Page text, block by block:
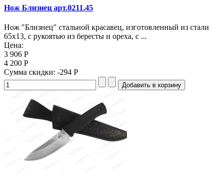
Нож Близнец арт.0211.45
Нож "Близнец" стальной красавец, изготовленный из стали
65х13, с рукоятью из бересты и ореха, с ...
Цена:
3 906 Р
4 200 Р
Сумма скидки: -294 Р